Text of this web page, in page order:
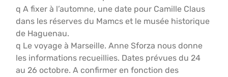
q A fixer à l’automne, une date pour Camille Claus
dans les réserves du Mamcs et le musée historique
de Haguenau.
q Le voyage à Marseille. Anne Sforza nous donne
les informations recueillies. Dates prévues du 24
au 26 octobre. A confirmer en fonction des